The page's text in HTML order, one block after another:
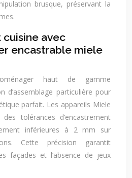
brusque, préservant la
avec
encastrable miele
haut de gamme
d’assemblage particulière pour
parfait. Les appareils Miele
tolérances d’encastrement
inférieures à 2 mm sur
Cette précision garantit
façades et l’absence de jeux